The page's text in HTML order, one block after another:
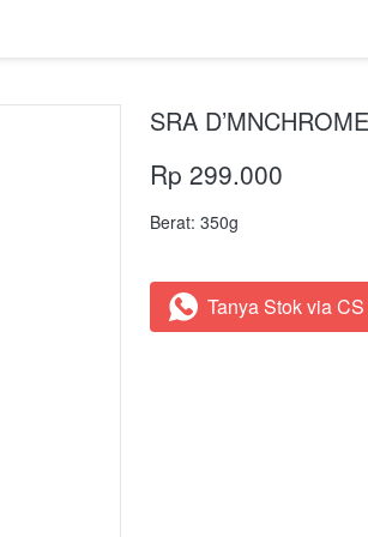
SRA
Rp 299.000
Berat: 350g
` Tanya Stok via CS